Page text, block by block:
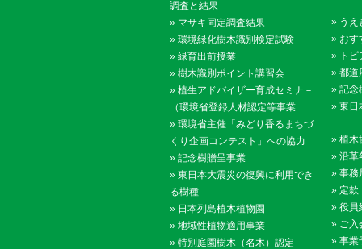
調査と結果
» マサキ同定調査結果
» 環境緑化樹木識別検定試験
» 緑育出前授業
» 樹木識別ポイント講習会
» 植生アドバイザー育成セミナ－
（環境省登録人材認定等事業
» 環境省主催「みどり香るまちづ
くり企画コンテスト」への協力
» 記念樹贈呈事業
» 東日本大震災の復興に利用でき
る樹種
» 日本列島植木植物園
» 地域性植物適用事業
» 特別庭園樹木（名木）認定
» うえ
» おす
» ト
» 都道
» 記念
» 東日
» 植木
» 沿革
» 事務
» 定款
» 役員
» ご入
» 事業